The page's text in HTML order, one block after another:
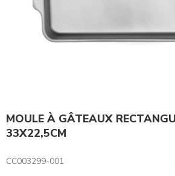
MOULE À GÂTEAUX
33X22,5CM
CC003299-001